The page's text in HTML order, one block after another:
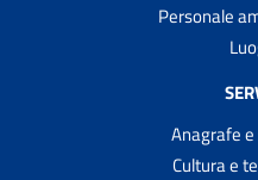
Personale
Anagrafe
Cultura e